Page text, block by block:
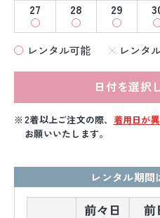
27
28 29
レンタル可能 レンタ
日付を選択
2着以上ご注文の際、 着用日が
お願いいたします。
レンタル期間